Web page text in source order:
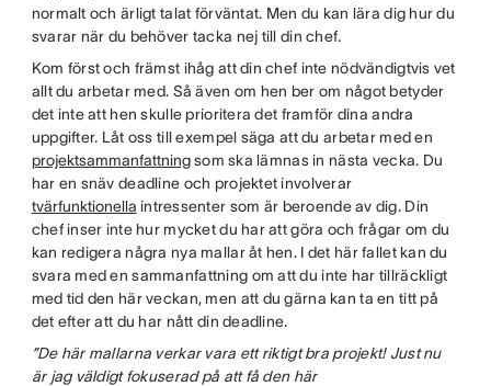
normalt och ärligt talat förväntat. Men du kan lära dig hur du
svarar när du behöver tacka nej till din chef.
Kom först och främst ihåg att din chef inte nödvändigtvis vet
allt du arbetar med. Så även om hen ber om något betyder
det inte att hen skulle prioritera det framför dina andra
uppgifter. Låt oss till exempel säga att du arbetar med en
projektsammanfattningsom ska lämnas in nästa vecka. Du
har en snäv deadline och projektet involverar
tvärfunktionella intressenter som är beroende av dig. Din
chef inser inte hur mycket du har att göra och frågar om du
kan redigera några nya mallar åt hen. I det här fallet kan du
svara med en sammanfattning om att du inte har tillräckligt
med tid den här veckan, men att du gärna kan ta en titt på
det efter att du har nått din deadline.
”De här mallarna verkar vara ett riktigt bra projekt! Just nu
är jag väldigt fokuserad på att få den här